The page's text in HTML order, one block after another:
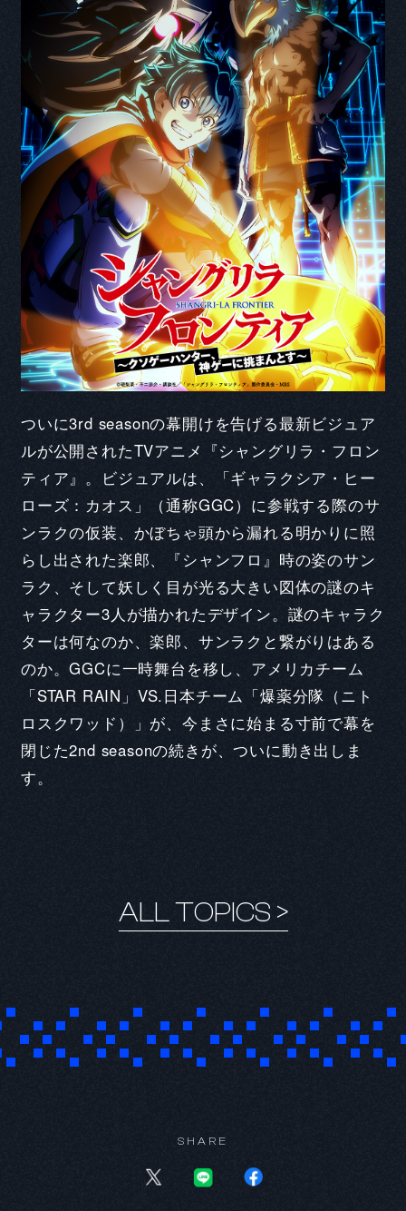
CAST COMMENT
Q1. 本作品の印象
ついに3rd seasonの幕開けを告げる最新ビジュア
ルが公開されたTVアニメ『シャングリラ・フロン
ティア』。ビジュアルは、「ギャラクシア・ヒー
ローズ：カオス」（通称GGC）に参戦する際のサ
ンラクの仮装、かぼちゃ頭から漏れる明かりに照
らし出された楽郎、『シャンフロ』時の姿のサン
ラク、そして妖しく目が光る大きい図体の謎のキ
ャラクター3人が描かれたデザイン。謎のキャラク
ターは何なのか、楽郎、サンラクと繋がりはある
のか。GGCに一時舞台を移し、アメリカチーム
「STAR RAIN」VS.日本チーム「爆薬分隊（ニト
ロスクワッド）」が、今まさに始まる寸前で幕を
閉じた2nd seasonの続きが、ついに動き出しま
す。
ALL TOPICS >
SHARE